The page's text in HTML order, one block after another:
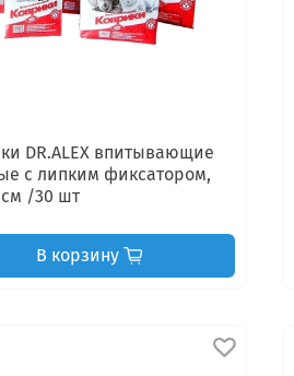
DR.ALEX впитывающие
с липким фиксатором,
см /30 шт
В корзину